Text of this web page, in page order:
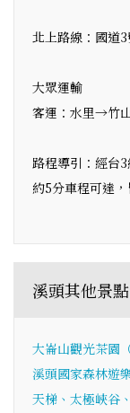
北上路線：國
大眾運輸
客運：水里→竹
路程導引：經台
約5分車程可達
溪頭其他景點
大崙山觀光茶園
溪頭國家森林遊
天梯、太極峽谷